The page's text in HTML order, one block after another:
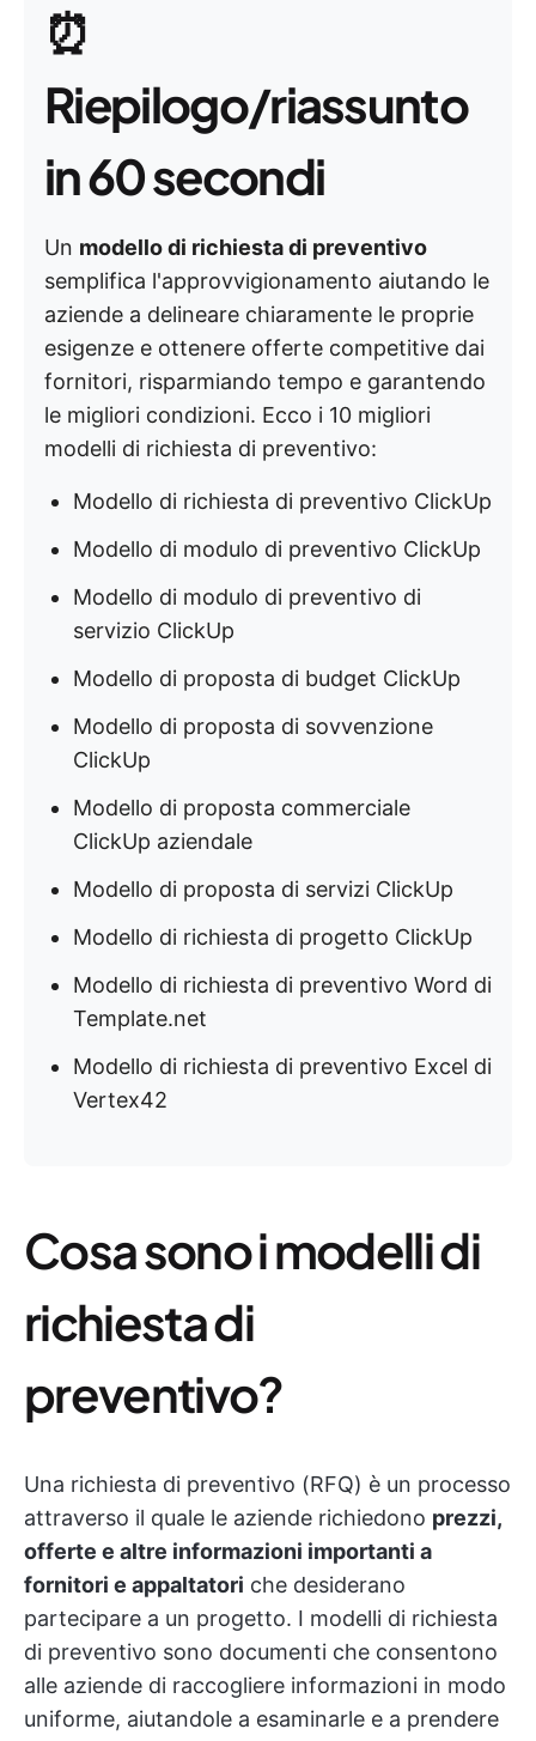
⏰
Riepilogo/riassunto
in 60 secondi
Un modello di richiesta di preventivo
semplifica l'approvvigionamento aiutando le
aziende a delineare chiaramente le proprie
esigenze e ottenere offerte competitive dai
fornitori, risparmiando tempo e garantendo
le migliori condizioni. Ecco i 10 migliori
modelli di richiesta di preventivo:
Modello di richiesta di preventivo ClickUp
Modello di modulo di preventivo ClickUp
Modello di modulo di preventivo di
servizio ClickUp
Modello di proposta di budget ClickUp
Modello di proposta di sovvenzione
ClickUp
Modello di proposta commerciale
ClickUp aziendale
Modello di proposta di servizi ClickUp
Modello di richiesta di progetto ClickUp
Modello di richiesta di preventivo Word di
Template.net
Modello di richiesta di preventivo Excel di
Vertex42
Cosa sono i modelli di
richiesta di
preventivo?
Una richiesta di preventivo (RFQ) è un processo
attraverso il quale le aziende richiedono prezzi,
offerte e altre informazioni importanti a
fornitori e appaltatori che desiderano
partecipare a un progetto. I modelli di richiesta
di preventivo sono documenti che consentono
alle aziende di raccogliere informazioni in modo
uniforme, aiutandole a esaminarle e a prendere